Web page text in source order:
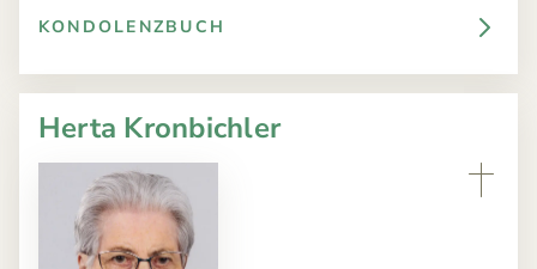
KONDOLENZBUCH
Herta Kronbichler